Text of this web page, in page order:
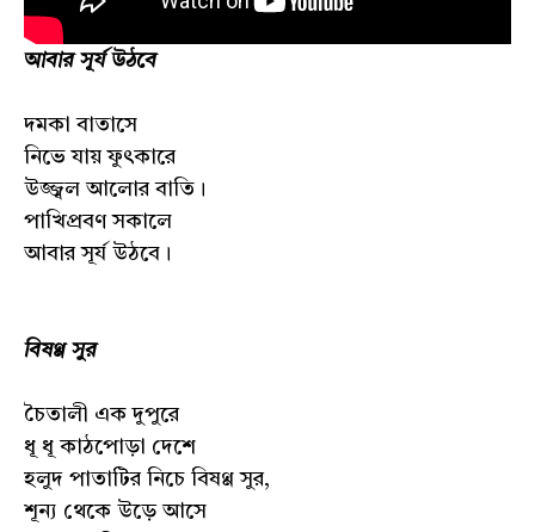
আবার সূর্য উঠবে
দমকা বাতাসে
নিভে যায় ফুৎকারে
উজ্জ্বল আলোর বাতি।
পাখিপ্রবণ সকালে
আবার সূর্য উঠবে।
বিষণ্ণ সুর
চৈতালী এক দুপুরে
ধূ ধূ কাঠপোড়া দেশে
হলুদ পাতাটির নিচে বিষণ্ণ সুর,
শূন্য থেকে উড়ে আসে